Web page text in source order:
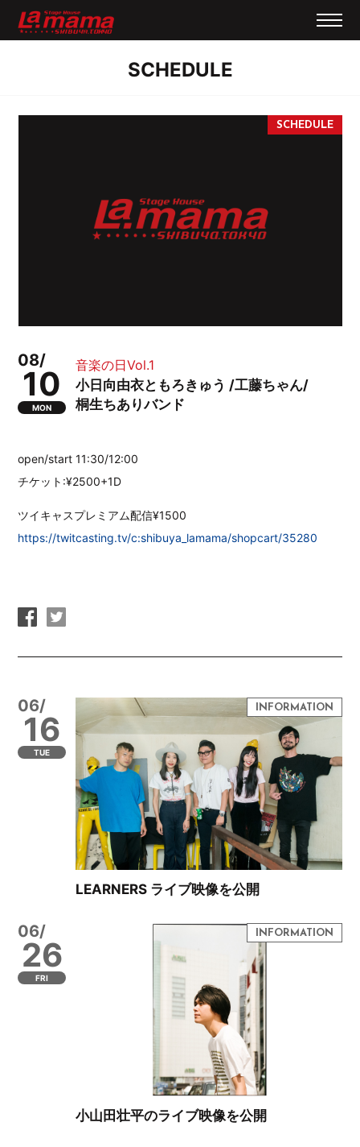
SCHEDULE
08/
10
MON
音楽の日Vol.1
小日向由衣ともろきゅう /工藤ちゃん/
桐生ちありバンド
open/start 11:30/12:00
チケット:¥2500+1D
ツイキャスプレミアム配信¥1500
https://twitcasting.tv/c:shibuya_lamama/shopcart/35280
06/
16
TUE
LEARNERS ライブ映像を公開
06/
26
FRI
小山田壮平のライブ映像を公開